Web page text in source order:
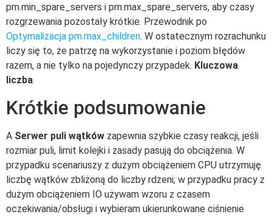
pm.min_spare_servers i pm.max_spare_servers, aby czasy
rozgrzewania pozostały krótkie. Przewodnik po
Optymalizacja pm.max_children. W ostatecznym rozrachunku
liczy się to, że patrzę na wykorzystanie i poziom błędów
razem, a nie tylko na pojedynczy przypadek. Kluczowa
liczba.
Krótkie podsumowanie
A Serwer puli wątków zapewnia szybkie czasy reakcji, jeśli
rozmiar puli, limit kolejki i zasady pasują do obciążenia. W
przypadku scenariuszy z dużym obciążeniem CPU utrzymuję
liczbę wątków zbliżoną do liczby rdzeni; w przypadku pracy z
dużym obciążeniem IO używam wzoru z czasem
oczekiwania/obsługi i wybieram ukierunkowane ciśnienie